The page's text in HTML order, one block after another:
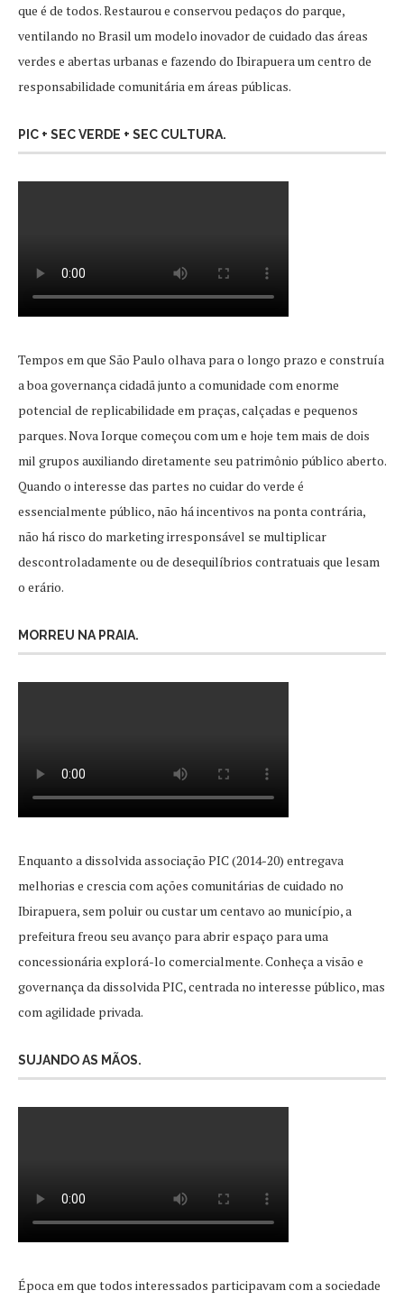
que é de todos. Restaurou e conservou pedaços do parque,
ventilando no Brasil um modelo inovador de cuidado das áreas
verdes e abertas urbanas e fazendo do Ibirapuera um centro de
responsabilidade comunitária em áreas públicas.
PIC + SEC VERDE + SEC CULTURA.
Tempos em que São Paulo olhava para o longo prazo e construía
a boa governança cidadã junto a comunidade com enorme
potencial de replicabilidade em praças, calçadas e pequenos
parques. Nova Iorque começou com um e hoje tem mais de dois
mil grupos auxiliando diretamente seu patrimônio público aberto.
Quando o interesse das partes no cuidar do verde é
essencialmente público, não há incentivos na ponta contrária,
não há risco do marketing irresponsável se multiplicar
descontroladamente ou de desequilíbrios contratuais que lesam
o erário.
MORREU NA PRAIA.
Enquanto a dissolvida associação PIC (2014-20) entregava
melhorias e crescia com ações comunitárias de cuidado no
Ibirapuera, sem poluir ou custar um centavo ao município, a
prefeitura freou seu avanço para abrir espaço para uma
concessionária explorá-lo comercialmente. Conheça a visão e
governança da dissolvida PIC, centrada no interesse público, mas
com agilidade privada.
SUJANDO AS MÃOS.
Época em que todos interessados participavam com a sociedade